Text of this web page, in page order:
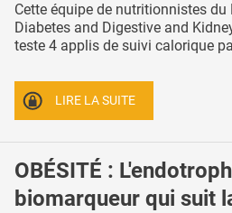
Cette équipe de nutritionnistes
Diabetes and Digestive and
teste 4 applis de suivi calorique
LIRE LA SUITE
OBÉSITÉ :
biomarqueur qui suit